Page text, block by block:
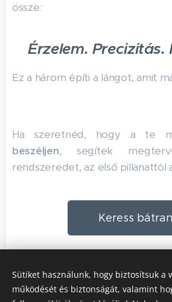
össze:
Érzelem. Precizitás.
Ez a három építi a lángot, amit
Ha szeretnéd, hogy a te
beszéljen, segítek
rendszeredet, az első pillanattól
Keress bátran
Sütiket használunk, hogy biztosítsuk a
működését és biztonságát, valamint